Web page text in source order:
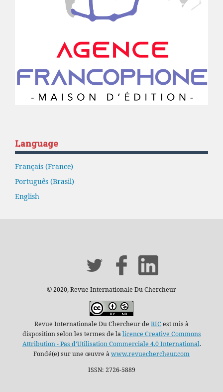
Language
Français (France)
Português (Brasil)
English
© 2020, Revue Internationale Du Chercheur
Revue Internationale Du Chercheur de RIC est mis à
disposition selon les termes de lalicence Creative Commons
Attribution - Pas d’Utilisation Commerciale 4.0 International.
Fondé(e) sur une œuvre àwww.revuechercheur.com
ISSN: 2726-5889